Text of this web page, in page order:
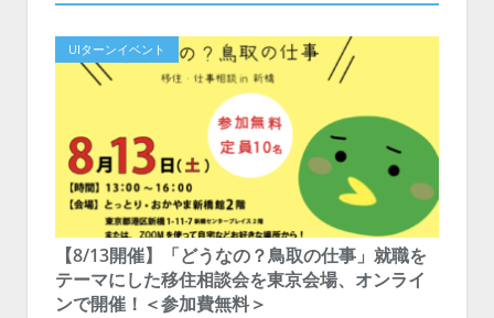
UIターンイベント
【8/13開催】「どうなの？鳥取の仕事」就職を
テーマにした移住相談会を東京会場、オンライ
ンで開催！＜参加費無料＞